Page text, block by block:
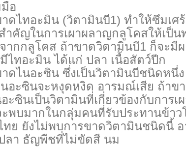
อ
ดไทอะมิน (วิตามินบี1) ทำให้ซึมเศ
ำคัญในการเผาผลาญกลูโคสให้เป็น
ากกลูโคส ถ้าขาดวิตามินบี1 ก็จะมี
ไทอะมิน ได้แก่ ปลา เนื้อสัตว์ปีก
าดไนอะซิน ซึ่งเป็นวิตามินบีชนิดห
อะซินจะหงุดหงิด อารมณ์เสีย ถ้าข
อะซินเป็นวิตามินที่เกี่ยวข้องกับการ
พบมากในกลุ่มคนที่รับประทานข้าว
ทย ยังไม่พบการขาดวิตามินชนิดนี้
ลา ธัญพืชที่ไม่ขัดสี นม